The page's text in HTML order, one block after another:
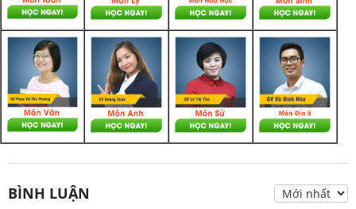
BÌNH LUẬN